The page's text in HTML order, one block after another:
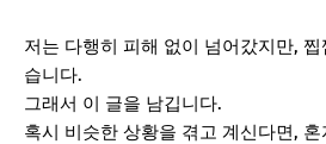
저는 다행히 피해 없이 넘어갔지만,
습니다.
그래서 이 글을 남깁니다.
혹시 비슷한 상황을 겪고 계신다면,